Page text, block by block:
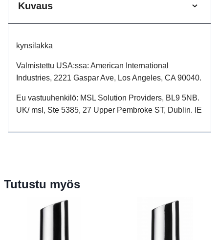
Kuvaus
kynsilakka
Valmistettu USA:ssa: American International
Industries, 2221 Gaspar Ave, Los Angeles, CA 90040.
Eu vastuuhenkilö: MSL Solution Providers, BL9 5NB.
UK/ msl, Ste 5385, 27 Upper Pembroke ST, Dublin. IE
Tutustu myös